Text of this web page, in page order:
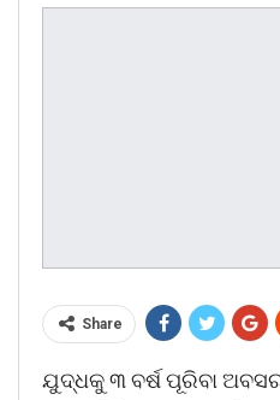
Share
ଯୁଦ୍ଧକୁ ୩ ବର୍ଷ ପୂରିବା